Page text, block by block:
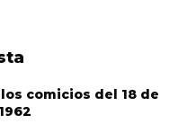
comicios del 18 de